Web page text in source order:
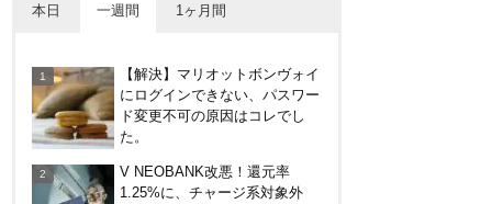
本日 一週間 1ヶ月間
最大20%キャッシュバック！関
西の公共交通機関、札幌市営地
下鉄で。～12/14
が。無料らしいので加入したけ
ど勧誘ヤバいかな
【解決】マリオットボンヴォイ
にログインできない、パスワー
ド変更不可の原因はコレでし
た。
V NEOBANK改悪！還元率
1.25%に、チャージ系対象外